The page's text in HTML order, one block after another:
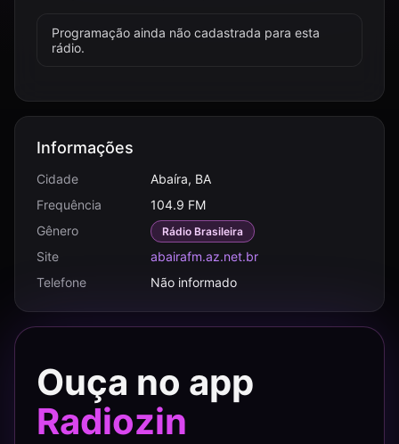
Programação ainda não cadastrada para esta
rádio.
Informações
Cidade
Abaíra, BA
Frequência
104.9 FM
Gênero
Rádio Brasileira
Site
abairafm.az.net.br
Telefone
Não informado
Ouça no app
Radiozin